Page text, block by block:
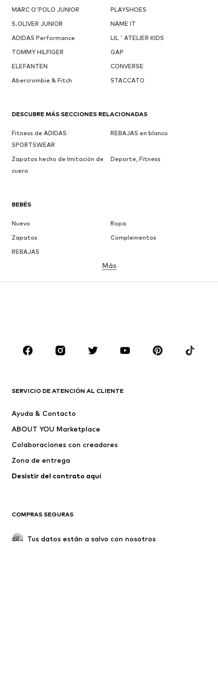
MARC O'POLO JUNIOR
PLAYSHOES
S.OLIVER JUNIOR
NAME IT
ADIDAS Performance
LIL ' ATELIER KIDS
TOMMY HILFIGER
GAP
ELEFANTEN
CONVERSE
Abercrombie & Fitch
STACCATO
BEBÉS
Nuevo
Ropa
Zapatos
Complementos
REBAJAS
MARCAS
PUMA
ADIDAS SPORTSWEAR
BISGAARD
Más
SERVICIO DE ATENCIÓN AL CLIENTE
Ayuda & Contacto
ABOUT YOU Marketplace
Colaboraciones con creadores
Zona de entrega
Desistir del contrato aquí
COMPRAS SEGURAS
Tus datos están a salvo con nosotros
DESCUBRE MÁS SECCIONES RELACIONADAS
Fitness de ADIDAS
SPORTSWEAR
REBAJAS en blanco
Zapatos hecho de Imitación de
cuero
Deporte, Fitness